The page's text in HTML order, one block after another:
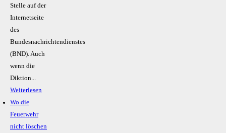
Stelle auf der
Internetseite
des
Bundesnachrichtendienstes
(BND). Auch
wenn die
Diktion...
Weiterlesen
Wo die
Feuerwehr
nicht löschen